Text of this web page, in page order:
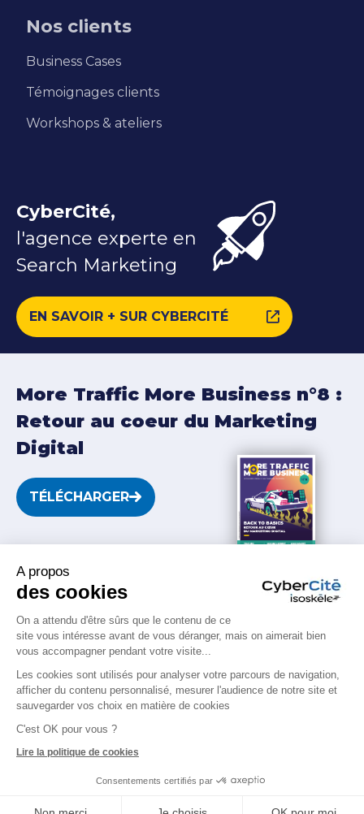
A propos
des cookies
On a attendu d'être sûrs que le contenu de ce
site vous intéresse avant de vous déranger, mais on aimerait bien
vous accompagner pendant votre visite...
Les cookies sont utilisés pour analyser votre parcours de navigation,
afficher du contenu personnalisé, mesurer l'audience de notre site et
sauvegarder vos choix en matière de cookies
C'est OK pour vous ?
Lire la politique de cookies
Consentements certifiés par
Nos clients
Business Cases
Témoignages clients
Workshops & ateliers
CyberCité,
l'agence experte en
Search Marketing
EN SAVOIR + SUR CYBERCITÉ
More Traffic More Business n°8 :
Retour au coeur du Marketing
Digital
TÉLÉCHARGER
Depuis 1999.Lyon .Paris.Nantes. Rennes
Chambéry.Sophia Antipolis. + de 130
collaborateurs.trices.
© Isoskèle 1999-2026 - Siren 415068345
de confidentialité
Paramètres cookies